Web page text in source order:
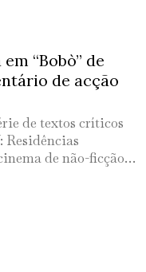
“Bobò” de
de acção
de textos críticos
Residências
de não-ficção…